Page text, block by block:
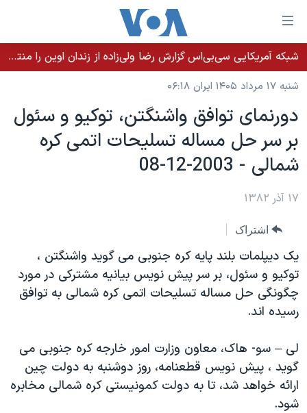
لینکهای
قابل
دسترسی
جهش
محتوای
اصلی
جهش
به
صفحه
جهش
جستجو
خانه
نسخه سبک وب‌سایت
موضوع ها
ایران
آمریکا
جهان
ویژه برنامه‌ها
ویدیوها
فرهنگ و زندگی
حقوق شهروندی
اقتصادی
علم و فناوری
برنامه های تلویزیونی
جدول برنامه ها
صفحه‌های ویژه
بایگانی برنامه‌های تلویزیونی
مستندها
انتخابات ریاست جمهوری آمریکا ۲۰۲۴
حمله جمهوری اسلامی به اسرائیل
رمز مهسا
فرکانس‌های صدای آمریکا
یادگیری زبان انگلیسی
دنبال کنید
شبکه آمریکایی سی‌بی‌‌اس گزارش رضا ولی‌زاده از زندان اوین را منتشر کرد؛ کامران حکمتی پیش از آغاز شیمی‌درمانی به زندان بازگردانده شد
شنبه ۱۷ مرداد ۱۴۰۵ ایران ۰۶:۱۸
دورنمای توافق واشنگتن، توکيو و سئول
بر سر حل مساله تسليحات اتمی کره
شمالی - 2003-12-08
۱۷ آذر ۱۳۸۲
اشتراک
يک ديپلمات بلند پايه کره جنوبی می گويد واشنگتن ،
توکيو و سئول، بر سر پيش نويس بيانيه مشترکی در مورد
چگونگی حل مساله تسليحات اتمی کره شمالی به توافق
رسيده اند.
لی – سو- هاک، معاون وزارت امور خارجه کره جنوبی می
گويد ، پيش نويس قطعنامه، روز دوشنبه به دولت چين
ارائه خواهد شد، تا به دولت کمونيستی کره شمالی مخابره
شود.